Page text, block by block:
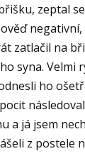
zeptal
zatlačil na
syna. Velmi
ho
a já jsem
z postele